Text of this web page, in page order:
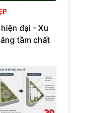
đại - Xu
tầm chất